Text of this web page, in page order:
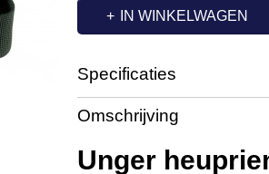
IN WINKELWAGEN
Specificaties
Productcode
Productcode leverancier
Omschrijving
Unger